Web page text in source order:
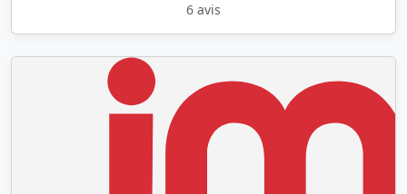
6 avis